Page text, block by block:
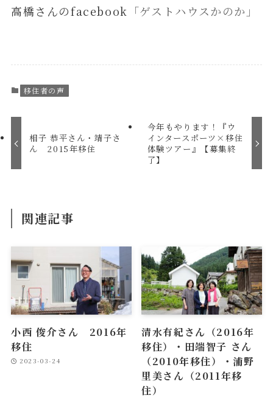
高橋さんのfacebook 「ゲストハウスかのか」
移住者の声
相子 恭平さん・靖子さ
ん 2015年移住
今年もやります！『ウ
インタースポーツ×移住
体験ツアー』【募集終
了】
関連記事
小西 俊介さん 2016年
移住
2023-03-24
清水有紀さん（2016年
移住）・田端智子 さん
（2010年移住）・浦野
里美さん（2011年移
住）